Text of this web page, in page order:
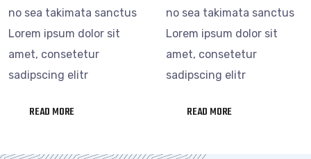
no sea takimata sanctus
Lorem ipsum dolor sit
amet, consetetur
sadipscing elitr
READ MORE
no sea takimata sanctus
Lorem ipsum dolor sit
amet, consetetur
sadipscing elitr
READ MORE